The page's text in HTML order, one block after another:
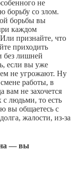
не
со злом.
борьбы вы
каждом
признайте, что
приходить
без лишней
если вы уже
не угрожают. Ну
работы, в
вам не захочется
с людьми, то есть
вы общаетесь с
жалости, из-за
— вы